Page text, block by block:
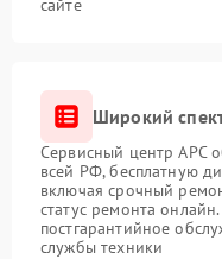
сайте
Широкий
Сервисный центр APC
всей РФ, бесплатную
включая срочный
статус ремонта
постгарантийное
службы техники